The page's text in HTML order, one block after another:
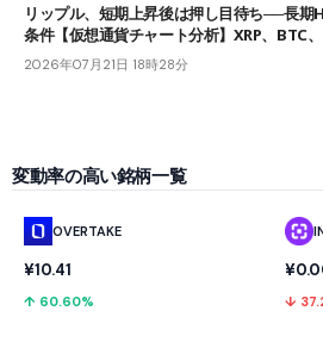
リップル、短期上昇後は押し目待ち──長期
条件【仮想通貨チャート分析】XRP、BTC
2026年07月21日 18時28分
変動率の高い銘柄一覧
OVERTAKE
¥10.41
↑ 60.60% ↓